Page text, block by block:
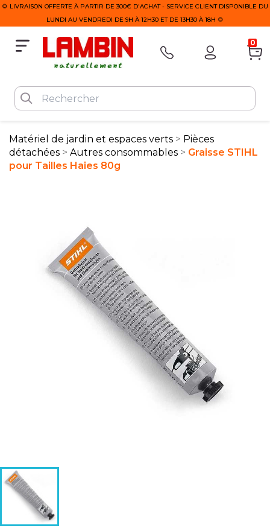
🌻 LIVRAISON OFFERTE À PARTIR DE 300€ D'ACHAT - SERVICE CLIENT DISPONIBLE DU
LUNDI AU VENDREDI DE 9H À 12H30 ET DE 13H30 À 18H 🌻
0
Matériel de jardin et espaces verts
Pièces
détachées
Autres consommables
Graisse STIHL
pour Tailles Haies 80g